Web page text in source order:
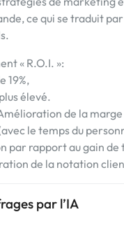
ce qui se traduit
« R.O.I. »:
19%,
élevé.
de la marge
le temps du
rapport au gain de
de la notation
par l’IA